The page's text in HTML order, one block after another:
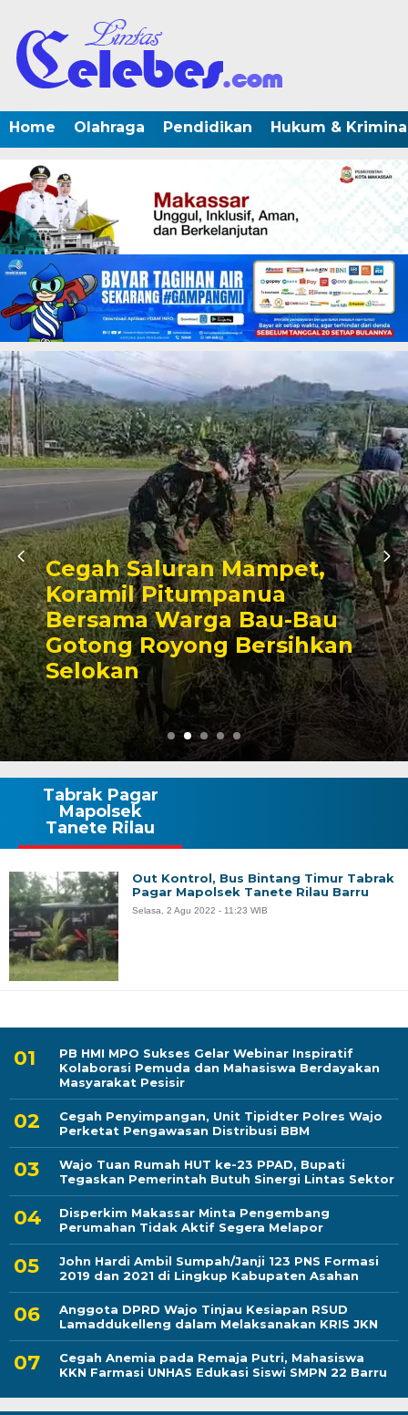
Home Olahraga Pendidikan Hukum &
Wajo Tuan Rumah HUT ke-
23 PPAD, Bupati Tegaskan
Pemerintah Butuh Sinergi
Lintas Sektor
PB HMI MPO Sukses Gelar Webinar Inspiratif
Kolaborasi Pemuda dan Mahasiswa Berdayakan
Masyarakat Pesisir
Cegah Penyimpangan, Unit Tipidter Polres Wajo
Perketat Pengawasan Distribusi BBM
Wajo Tuan Rumah HUT ke-23 PPAD, Bupati
Tegaskan Pemerintah Butuh Sinergi Lintas Sektor
Disperkim Makassar Minta Pengembang
Perumahan Tidak Aktif Segera Melapor
John Hardi Ambil Sumpah/Janji 123 PNS Formasi
2019 dan 2021 di Lingkup Kabupaten Asahan
Anggota DPRD Wajo Tinjau Kesiapan RSUD
Lamaddukelleng dalam Melaksanakan KRIS JKN
Cegah Anemia pada Remaja Putri, Mahasiswa
KKN Farmasi UNHAS Edukasi Siswi SMPN 22 Barru
Tabrak Pagar
Mapolsek
Tanete Rilau
Out Kontrol, Bus Bintang Timur Tabrak
Pagar Mapolsek Tanete Rilau Barru
Selasa, 2 Agu 2022 - 11:23 WIB